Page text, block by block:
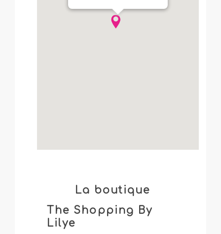
La boutique
The Shopping By
Lilye